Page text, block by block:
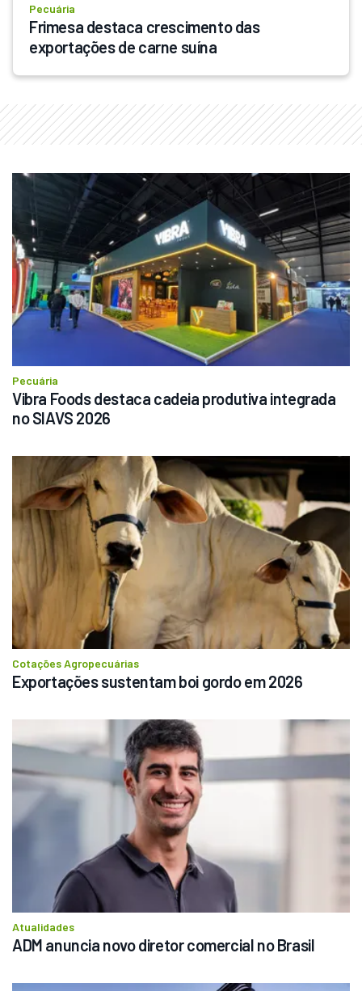
Pecuária
Frimesa destaca crescimento das
exportações de carne suína
Pecuária
Vibra Foods destaca cadeia produtiva integrada
no SIAVS 2026
Cotações Agropecuárias
Exportações sustentam boi gordo em 2026
Atualidades
ADM anuncia novo diretor comercial no Brasil